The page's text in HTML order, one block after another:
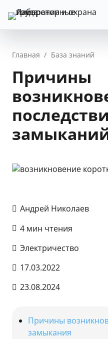
Главная / База знаний
Причины
Андрей Николаев
4 мин чтения
Электричество
17.03.2022
23.08.2024
Причины
замыкания